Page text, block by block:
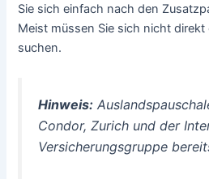
Sie sich einfach nach den
Meist müssen Sie sich nicht
suchen.
Hinweis:
Condor, Zurich und der
Versicherungsgruppe